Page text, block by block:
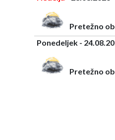
Pretežno
Ponedeljek -
Pretežno